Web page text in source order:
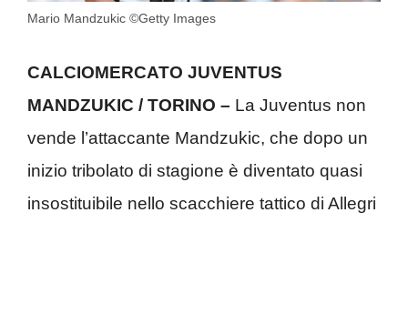
Mario Mandzukic ©Getty Images
CALCIOMERCATO JUVENTUS
MANDZUKIC / TORINO – La Juventus non
vende l’attaccante Mandzukic, che dopo un
inizio tribolato di stagione è diventato quasi
insostituibile nello scacchiere tattico di Allegri